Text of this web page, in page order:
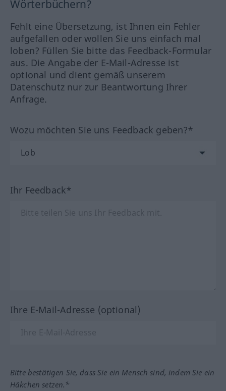
Wörterbüchern?
Fehlt eine Übersetzung, ist Ihnen ein Fehler
aufgefallen oder wollen Sie uns einfach mal
loben? Füllen Sie bitte das Feedback-Formular
aus. Die Angabe der E-Mail-Adresse ist
optional und dient gemäß unserem
Datenschutz nur zur Beantwortung Ihrer
Anfrage.
Wozu möchten Sie uns Feedback geben?*
Ihr Feedback*
Ihre E-Mail-Adresse (optional)
Bitte bestätigen Sie, dass Sie ein Mensch sind, indem Sie ein
Häkchen setzen.*